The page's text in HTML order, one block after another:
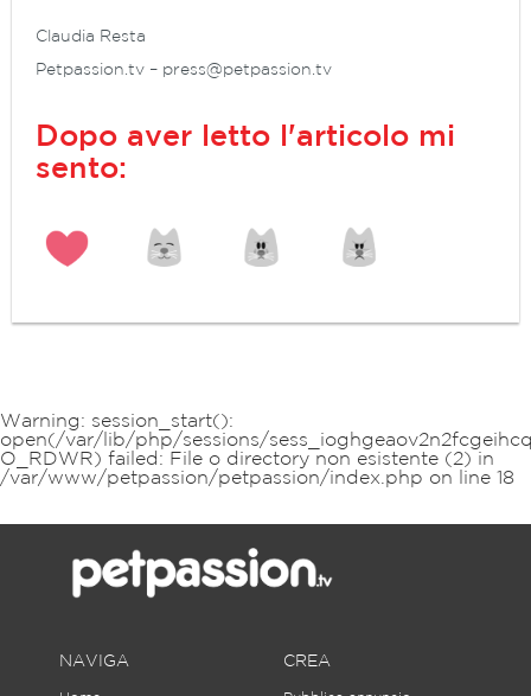
Claudia Resta
Petpassion.tv – press@petpassion.tv
Dopo aver letto l'articolo mi
sento:
Warning : session_start():
open(/var/lib/php/sessions/
O_RDWR) failed: File o directory non esistente (2) in
/var/www/petpassion/petpassion/index.php on line 18
NAVIGA CREA